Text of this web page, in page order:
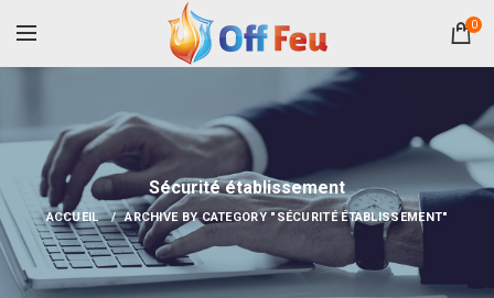
0
Sécurité établissement
ACCUEIL ARCHIVE BY CATEGORY "SÉCURITÉ ÉTABLISSEMENT"